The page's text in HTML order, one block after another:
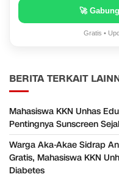
🚀
Gratis •
BERITA TERKAIT
Mahasiswa KKN Unhas
Pentingnya Sunscreen
Warga Aka-Akae Sidrap
Gratis, Mahasiswa KKN
Diabetes